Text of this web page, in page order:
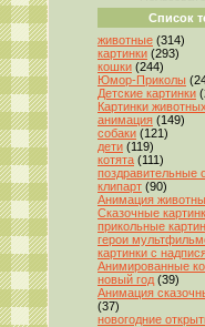
Список
животные (314)
картинки (293)
кошки (244)
Юмор-Приколы
Детские картинки
Картинки животных
анимация (149)
собаки (121)
дети (119)
котята (111)
поздравительные
клипарт (90)
Анимация
Сказочные
прикольные
герои
картинки с
Анимированные
новый год (39)
Анимация
(37)
новогодние